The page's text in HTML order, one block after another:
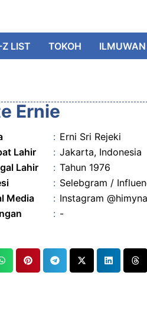
LIST TOKOH ILMUWAN
Ernie
: Erni Sri Rejeki
Lahir
: Jakarta, Indonesia
Lahir
: Tahun 1976
: Selebgram /
Media
: Instagram
: -